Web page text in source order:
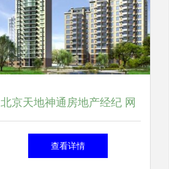
北京天地神通房地产经纪 网
邻通赋能，开启智慧房产新篇
查看详情